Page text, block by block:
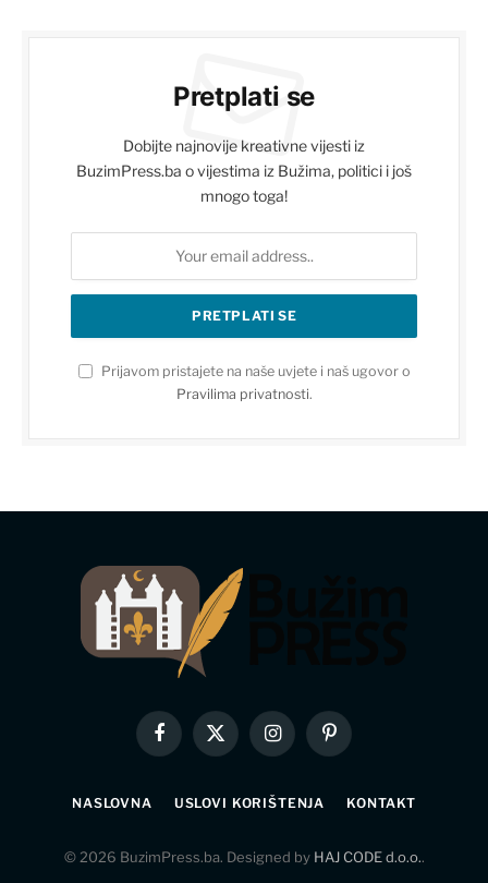
Pretplati se
Dobijte najnovije kreativne vijesti iz
BuzimPress.ba o vijestima iz Bužima, politici i još
mnogo toga!
Prijavom pristajete na naše uvjete i naš ugovor o
Pravilima privatnosti.
Facebook
X
(Twitter)
InstagramPinterest
NASLOVNA USLOVI KORIŠTENJA KONTAKT
© 2026 BuzimPress.ba. Designed by HAJ CODE d.o.o..